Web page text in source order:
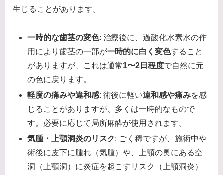
生じることがあります。
一時的な歯茎の変色: 治療後に、過酸化水素水の作
用により歯茎の一部が一時的に白く変色すること
がありますが、これは通常1〜2日程度で自然に元
の色に戻ります。
軽度の痛みや違和感: 術後に軽い違和感や痛みを感
じることがありますが、多くは一時的なもので
す。必要に応じて局所麻酔が使用されます。
気腫・上顎洞炎のリスク: ごく稀ですが、施術中や
術後に皮下に腫れ（気腫）や、上顎の奥にある空
洞（上顎洞）に炎症を起こすリスク（上顎洞炎）